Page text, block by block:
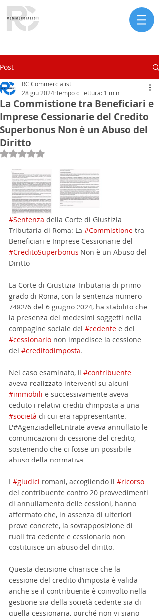
Post
La Commistione tra Beneficiari e
Imprese Cessionarie del Credito
Superbonus Non è un Abuso del
Diritto
RC Commercialisti
28 giu 2024Tempo di lettura: 1 min
Valutazione NaN stelle su 5.
#Sentenza della Corte di Giustizia
Tributaria di Roma: La #Commistione tra
Beneficiari e Imprese Cessionarie del
#CreditoSuperbonus Non è un Abuso del
Diritto
La Corte di Giustizia Tributaria di primo
grado di Roma, con la sentenza numero
7482/6 del 6 giugno 2024, ha stabilito che
la presenza dei medesimi soggetti nella
compagine sociale del #cedente e del
#cessionario non impedisce la cessione
del #creditodimposta.
Nel caso esaminato, il #contribuente
aveva realizzato interventi su alcuni
#immobili e successivamente aveva
ceduto i relativi crediti d’imposta a una
#società di cui era rappresentante.
L'#AgenziadelleEntrate aveva annullato le
comunicazioni di cessione del credito,
sostenendo che ci fosse un possibile
abuso della normativa.
I #giudici romani, accogliendo il #ricorso
del contribuente contro 20 provvedimenti
di annullamento delle cessioni, hanno
affermato che, in assenza di ulteriori
prove concrete, la sovrapposizione di
ruoli tra cedente e cessionario non
costituisce un abuso del diritto.
Questa decisione chiarisce che la
cessione del credito d’imposta è valida
anche se il contribuente è coinvolto nella
gestione sia della società cedente sia di
quella cessionaria, purché non vi siano